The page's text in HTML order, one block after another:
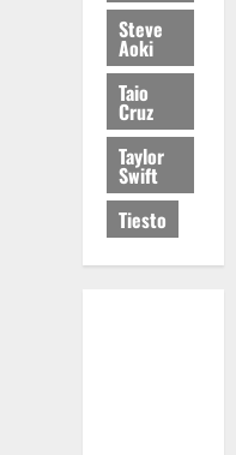
Steve
Aoki
Taio
Cruz
Taylor
Swift
Tiesto